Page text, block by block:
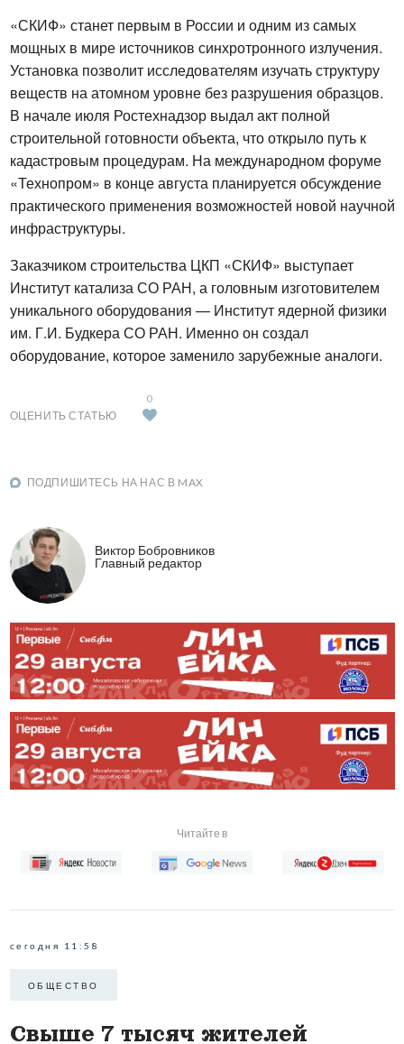
«СКИФ» станет первым в России и одним из самых
мощных в мире источников синхротронного излучения.
Установка позволит исследователям изучать структуру
веществ на атомном уровне без разрушения образцов.
В начале июля Ростехнадзор выдал акт полной
строительной готовности объекта, что открыло путь к
кадастровым процедурам. На международном форуме
«Технопром» в конце августа планируется обсуждение
практического применения возможностей новой научной
инфраструктуры.
Заказчиком строительства ЦКП «СКИФ» выступает
Институт катализа СО РАН, а головным изготовителем
уникального оборудования — Институт ядерной физики
им. Г.И. Будкера СО РАН. Именно он создал
оборудование, которое заменило зарубежные аналоги.
ОЦЕНИТЬ СТАТЬЮ
0
ПОДПИШИТЕСЬ НА НАС В MAX
Виктор Бобровников
Главный редактор
Читайте в
сегодня 11:58
ОБЩЕСТВО
Свыше 7 тысяч жителей